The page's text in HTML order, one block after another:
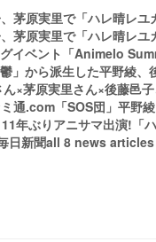
茅原実里で「ハレ晴レ
茅原実里で「ハレ晴レ
イベント「Animelo
」から派生した平野綾、
×茅原実里さん×後藤邑
通.com「SOS団」平野
年ぶりアニサマ出演!「
日新聞all 8 news